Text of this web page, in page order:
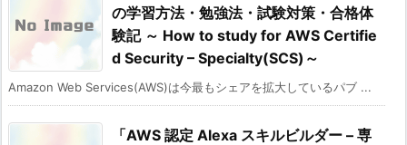
の学習方法・勉強法・試験対策・合格体
験記 ～ How to study for AWS Certifie
d Security – Specialty(SCS)～
Amazon Web Services(AWS)は今最もシェアを拡大しているパブ ...
「AWS 認定 Alexa スキルビルダー – 専